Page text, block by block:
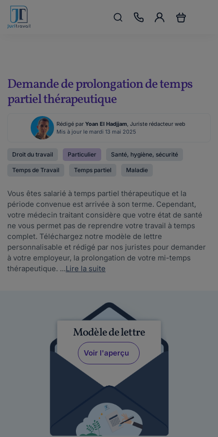
Modèle de lettre
Voir l'aperçu
Demande de prolongation de temps
partiel thérapeutique
Rédigé par Yoan El Hadjjam, Juriste rédacteur web
Mis à jour le mardi 13 mai 2025
Droit du travail Particulier Santé, hygiène, sécurité
Temps de Travail Temps partiel Maladie
Vous êtes salarié à temps partiel thérapeutique et la
période convenue est arrivée à son terme. Cependant,
votre médecin traitant considère que votre état de santé
ne vous permet pas de reprendre votre travail à temps
complet. Téléchargez notre modèle de lettre
personnalisable et rédigé par nos juristes pour demander
à votre employeur, la prolongation de votre mi-temps
thérapeutique. ...Lire la suite